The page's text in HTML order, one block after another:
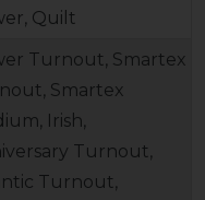
Quilt
Turnout, Smartex
Smartex
Irish,
Turnout,
Turnout,